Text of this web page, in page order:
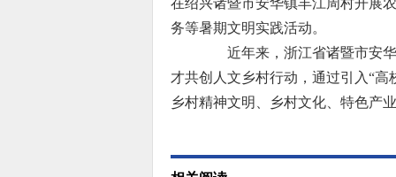
在绍兴诸暨市安华镇丰江周村开展
务等暑期文明实践活动。
近年来，浙江省诸暨市安华
才共创人文乡村行动，通过引入“
乡村精神文明、乡村文化、特色产